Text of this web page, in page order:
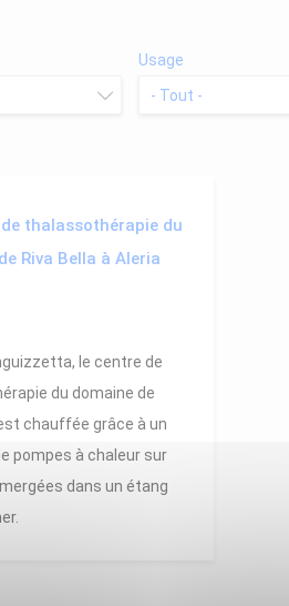
Usage
thalassothérapie du
Riva Bella à Aleria
le centre de
du domaine de
chauffée grâce à un
pompes à chaleur sur
dans un étang